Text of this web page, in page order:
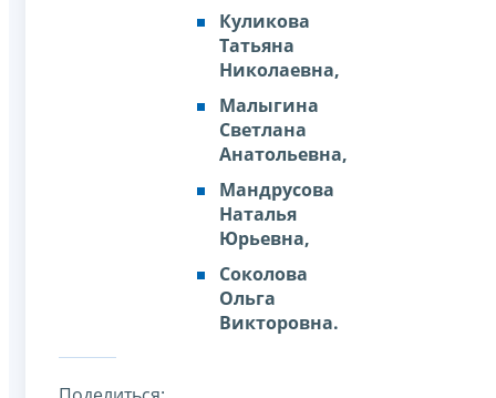
Куликова
Татьяна
Николаевна,
Малыгина
Светлана
Анатольевна,
Мандрусова
Наталья
Юрьевна,
Соколова
Ольга
Викторовна.